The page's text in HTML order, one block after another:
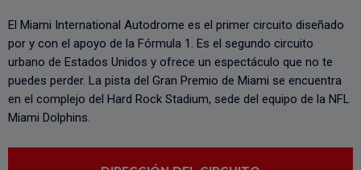
El Miami International Autodrome es el primer circuito diseñado
por y con el apoyo de la Fórmula 1. Es el segundo circuito
urbano de Estados Unidos y ofrece un espectáculo que no te
puedes perder. La pista del Gran Premio de Miami se encuentra
en el complejo del Hard Rock Stadium, sede del equipo de la NFL
Miami Dolphins.